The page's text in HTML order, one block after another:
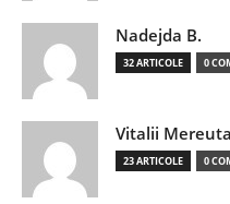
Nadejda B.
32 ARTICOLE 0
Vitalii
23 ARTICOLE 0